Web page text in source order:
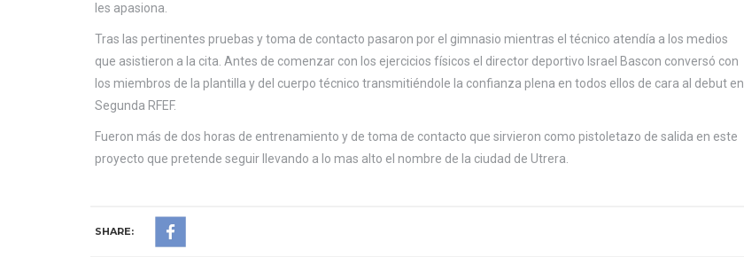
les apasiona.
Tras las pertinentes pruebas y toma de contacto pasaron por el gimnasio mientras el técnico atendía a los medios
que asistieron a la cita. Antes de comenzar con los ejercicios físicos el director deportivo Israel Bascon conversó con
los miembros de la plantilla y del cuerpo técnico transmitiéndole la confianza plena en todos ellos de cara al debut en
Segunda RFEF.
Fueron más de dos horas de entrenamiento y de toma de contacto que sirvieron como pistoletazo de salida en este
proyecto que pretende seguir llevando a lo mas alto el nombre de la ciudad de Utrera.
SHARE: